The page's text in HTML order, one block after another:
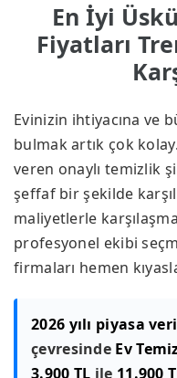
En İyi
Fiyatları
Evinizin ihtiyacına ve
bulmak artık çok
veren onaylı temizlik
şeffaf bir şekilde
maliyetlerle
profesyonel ekibi
firmaları hemen
2026 yılı piyasa
çevresinde Ev
3.900 TL ile 11.900